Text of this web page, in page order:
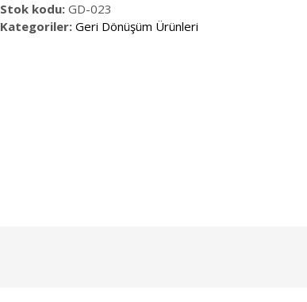
Stok kodu:GD-023
Kategoriler:Geri Dönüşüm Ürünleri